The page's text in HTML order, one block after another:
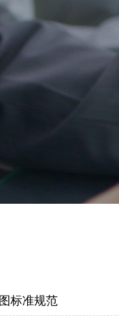
标准规范